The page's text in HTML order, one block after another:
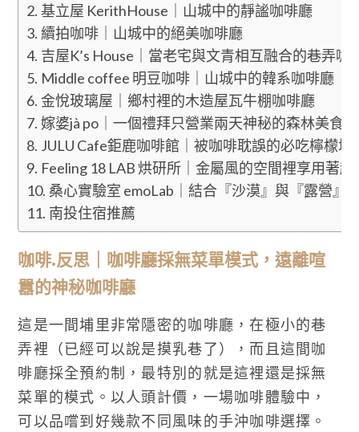
基立屋 KerithHouse｜山城中的靜謐咖啡廳
續拍咖啡｜山城中的絕美咖啡廳
吉屋K’s House｜當老宅與文青相互融合的巷弄咖
Middle coffee 明豆咖啡｜山城中的韓系咖啡廳
金悅玻璃屋｜鄉村裡的木造屋瓦牛棚咖啡廳
嫁婆jà po｜一個禮拜只營業兩天神秘的森林美食
JULU Cafe鉅鹿咖啡館｜被咖啡耽誤的必吃檸檬塔
Feeling 18 LAB 烘研所｜金屬風的空間裡享用著
桑心實驗室 emoLab｜結合『沙漠』與『露營』
南投住宿推薦
咖啡.反思｜咖啡廳採無菜單模式，遠離喧
囂的神秘咖啡廳
這是一間埔里非常隱密的咖啡廳，在極小的巷
弄裡（已經可以說是摸乳巷了），而且這間咖
啡廳採全預約制，最特別的就是這裡還是採無
菜單的模式。以人頭計價，一場咖啡體驗中，
可以品嚐到好幾款不同風味的手沖咖啡選擇。